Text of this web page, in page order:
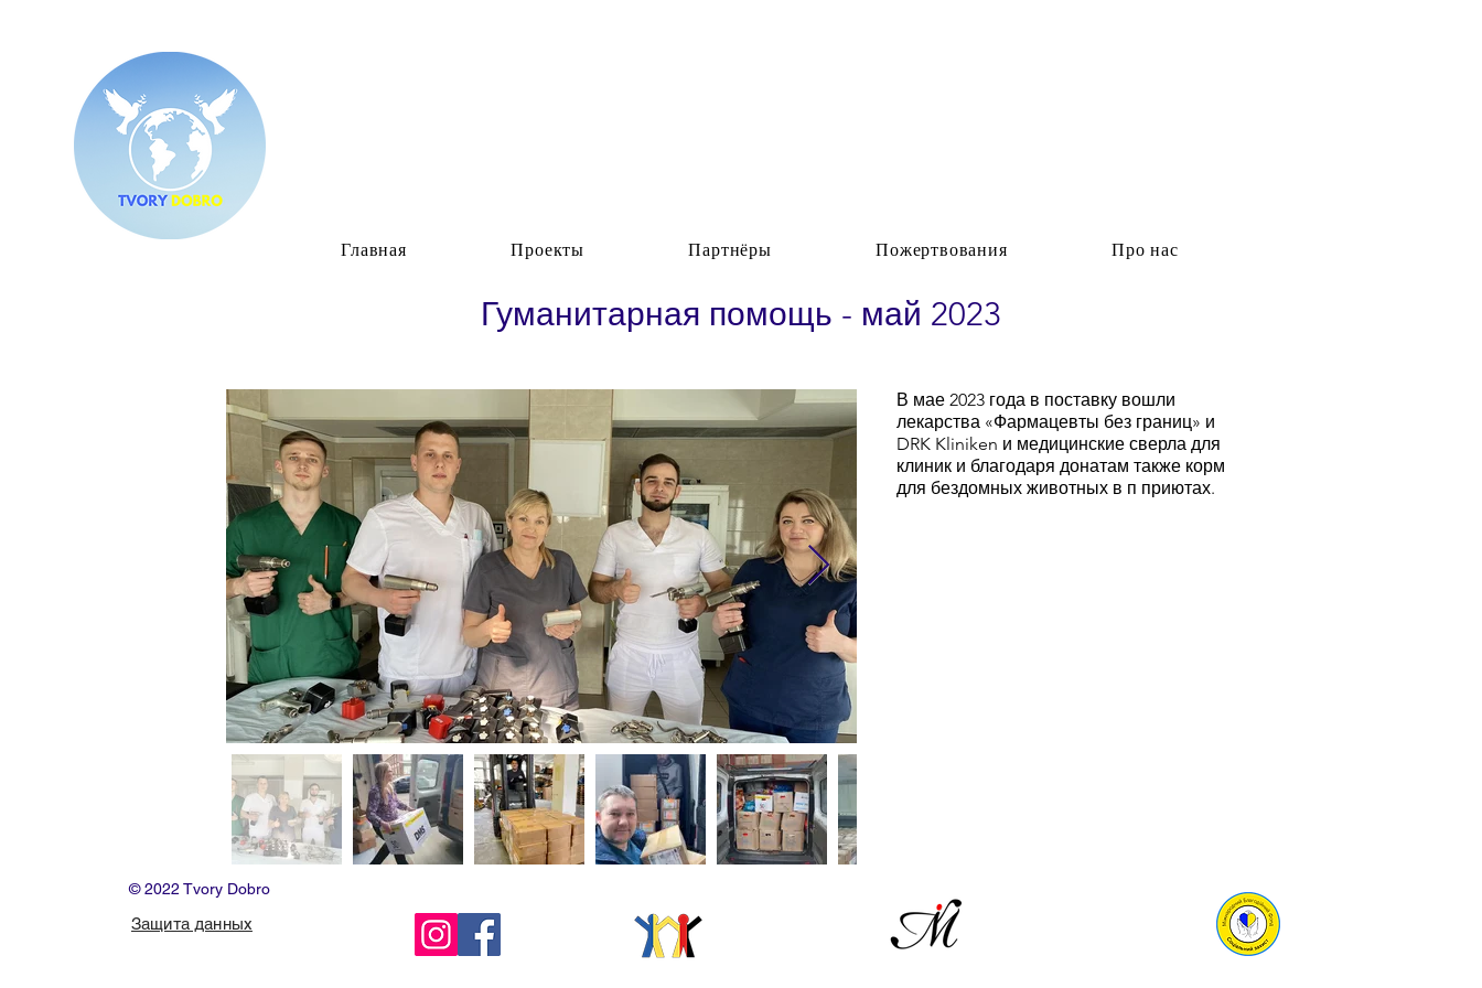
Главная Проекты Партнёры Пожертвования Про нас
Гуманитарная помощь - май 2023
В мае 2023 года в поставку вошли
лекарства «Фармацевты без границ» и
DRK Kliniken и медицинские сверла для
клиник и благодаря донатам также корм
для бездомных животных в п приютах.
© 2022 Tvory Dobro
Защита данных